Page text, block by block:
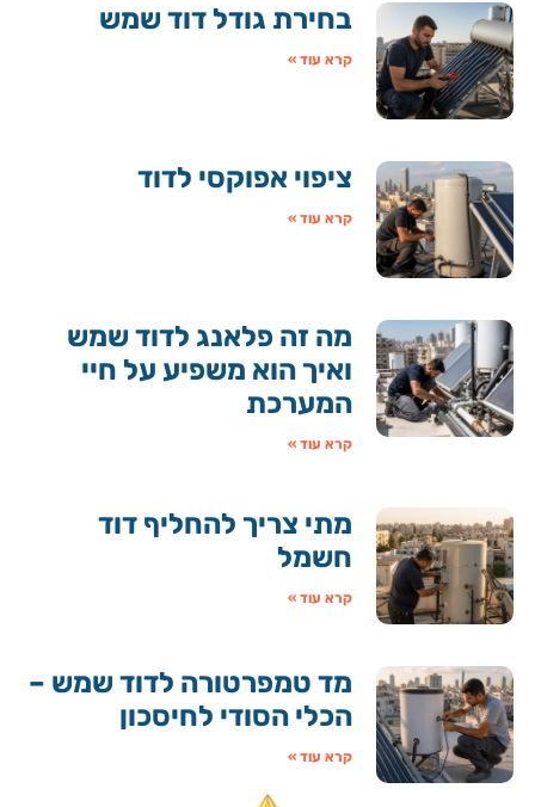
בחירת גודל דוד שמש
קרא עוד »
ציפוי אפוקסי לדוד
קרא עוד »
מה זה פלאנג לדוד שמש
ואיך הוא משפיע על חיי
המערכת
קרא עוד »
מתי צריך להחליף דוד
חשמל
קרא עוד »
מד טמפרטורה לדוד שמש –
הכלי הסודי לחיסכון
קרא עוד »